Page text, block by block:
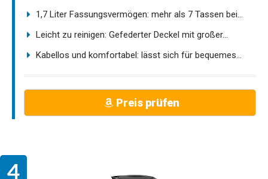
1,7 Liter Fassungsvermögen: mehr als 7 Tassen bei...
Leicht zu reinigen: Gefederter Deckel mit großer...
Kabellos und komfortabel: lässt sich für bequemes...
Preis prüfen